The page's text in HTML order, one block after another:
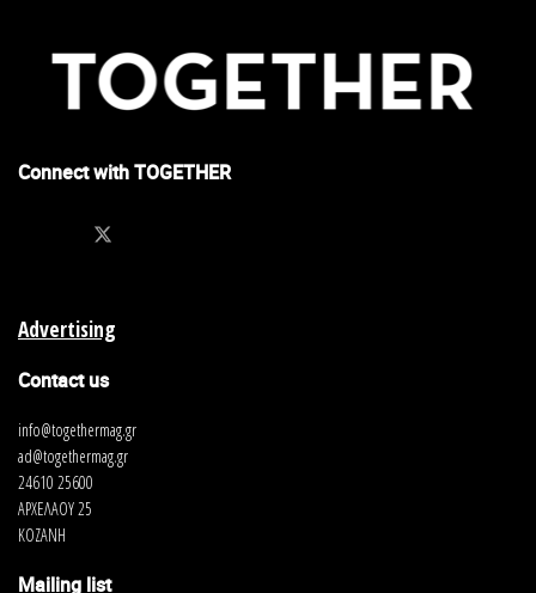
Connect with TOGETHER
Advertising
Contact us
info@togethermag.gr
ad@togethermag.gr
24610 25600
ΑΡΧΕΛΑΟΥ 25
ΚΟΖΑΝΗ
Mailing list